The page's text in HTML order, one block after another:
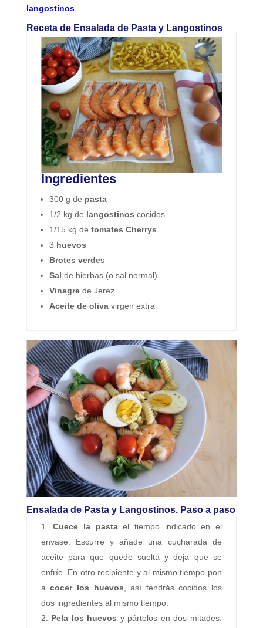
langostinos.
Receta de Ensalada de Pasta y Langostinos
Ingredientes
300 g de pasta
1/2 kg de langostinos cocidos
1/15 kg de tomates Cherrys
3 huevos
Brotes verdes
Sal de hierbas (o sal normal)
Vinagrede Jerez
Aceite de olivavirgen extra
Ensalada de Pasta y Langostinos. Paso a paso
Cuece la pastael tiempo indicado en el
envase. Escurre y añade una cucharada de
aceite para que quede suelta y deja que se
enfríe. En otro recipiente y al mismo tiempo pon
acocer los huevos, así tendrás cocidos los
dos ingredientes al mismo tiempo.
Pela los huevos y pártelos en dos mitades.